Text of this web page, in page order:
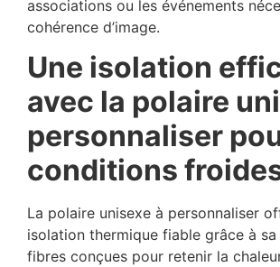
associations ou les événements
cohérence d’image.
Une isolation
avec la polaire
personnaliser
conditions
La polaire unisexe à personnaliser
isolation thermique fiable grâce à
fibres conçues pour retenir la